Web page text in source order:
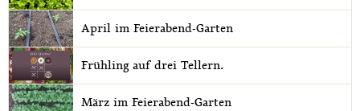
April im Feierabend-Garten
Frühling auf drei Tellern.
März im Feierabend-Garten